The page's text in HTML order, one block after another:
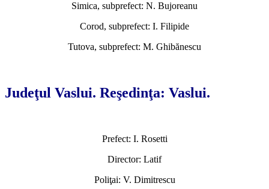
Simica, subprefect: N. Bujoreanu
Corod, subprefect: I. Filipide
Tutova, subprefect: M. Ghibănescu
Judeţul Vaslui. Reşedinţa: Vaslui.
Prefect: I. Rosetti
Director: Latif
Poliţai: V. Dimitrescu